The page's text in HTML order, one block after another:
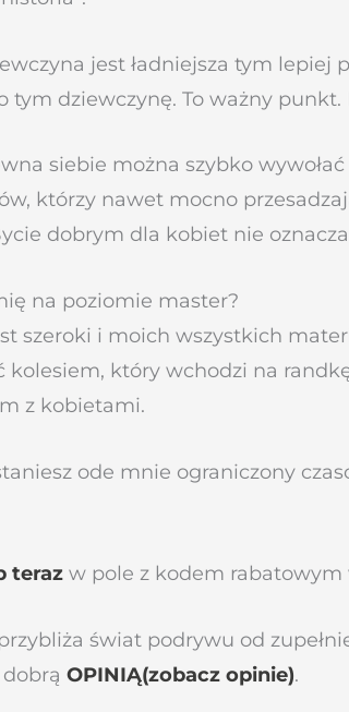
jest ładniejsza tym
tym dziewczynę. To ważny
siebie można szybko
którzy nawet mocno
dobrym dla kobiet nie
na poziomie master?
szeroki i moich wszystkich
kolesiem, który wchodzi na
z kobietami.
ode mnie ograniczony
teraz w pole z kodem rabatowym
świat podrywu od
OPINIĄ(zobacz opinie).